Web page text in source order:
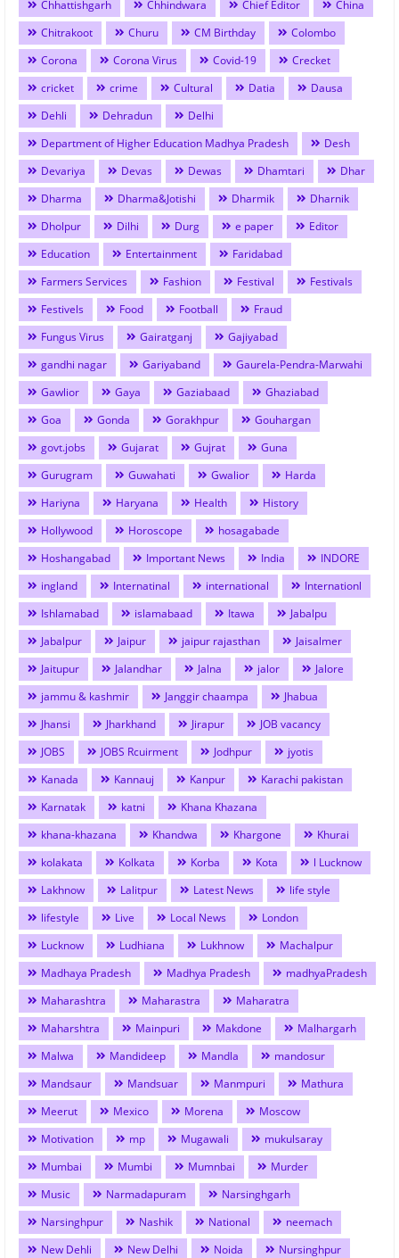
Chhattishgarh Chhindwara Chief Editor
China
Chitrakoot
Churu CM Birthday
Colombo
Corona
Corona Virus Covid-19
Crecket
cricket
crime Cultural Datia
Dausa
Dehli
Dehradun
Delhi
Department of Higher Education Madhya Pradesh
Desh
Devariya
Devas Dewas Dhamtari
Dhar
Dharma
Dharma&Jotishi Dharmik
Dharnik
Dholpur
Dilhi Durg e paper
Editor
Education
Entertainment
Faridabad
Farmers Services
Fashion Festival
Festivals
Festivels
Food Football
Fraud
Fungus Virus
Gairatganj
Gajiyabad
gandhi nagar
Gariyaband
Gaurela-Pendra-Marwahi
Gawlior
Gaya Gaziabaad
Ghaziabad
Goa
Gonda Gorakhpur
Gouhargan
govt.jobs
Gujarat Gujrat
Guna
Gurugram
Guwahati Gwalior
Harda
Hariyna
Haryana Health
History
Hollywood
Horoscope
hosagabade
Hoshangabad
Important News India
INDORE
ingland
Internatinal international
Internationl
Ishlamabad
islamabaad Itawa
Jabalpu
Jabalpur
Jaipur jaipur rajasthan
Jaisalmer
Jaitupur
Jalandhar Jalna jalor
Jalore
jammu & kashmir
Janggir chaampa
Jhabua
Jhansi
Jharkhand Jirapur
JOB vacancy
JOBS
JOBS Rcuirment Jodhpur
jyotis
Kanada
Kannauj Kanpur
Karachi pakistan
Karnatak
katni
Khana Khazana
khana-khazana
Khandwa Khargone
Khurai
kolakata
Kolkata Korba Kota
l Lucknow
Lakhnow
Lalitpur Latest News
life style
lifestyle
Live Local News
London
Lucknow
Ludhiana Lukhnow
Machalpur
Madhaya Pradesh
Madhya Pradesh
madhyaPradesh
Maharashtra
Maharastra
Maharatra
Maharshtra
Mainpuri Makdone
Malhargarh
Malwa
Mandideep Mandla
mandosur
Mandsaur
Mandsuar Manmpuri
Mathura
Meerut
Mexico Morena
Moscow
Motivation
mp Mugawali
mukulsaray
Mumbai
Mumbi Mumnbai
Murder
Music
Narmadapuram
Narsinghgarh
Narsinghpur
Nashik National
neemach
New Dehli
New Delhi Noida
Nursinghpur